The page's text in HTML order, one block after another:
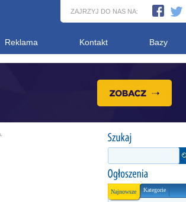
ZAJRZYJ DO NAS NA:
Reklama Kontakt Bazy
Najnowsze Kategorie